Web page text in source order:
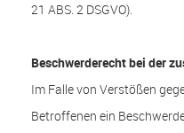
21 ABS. 2 DSGVO).
Beschwerde­recht bei der
Im Falle von Verstößen
Betroffenen ein